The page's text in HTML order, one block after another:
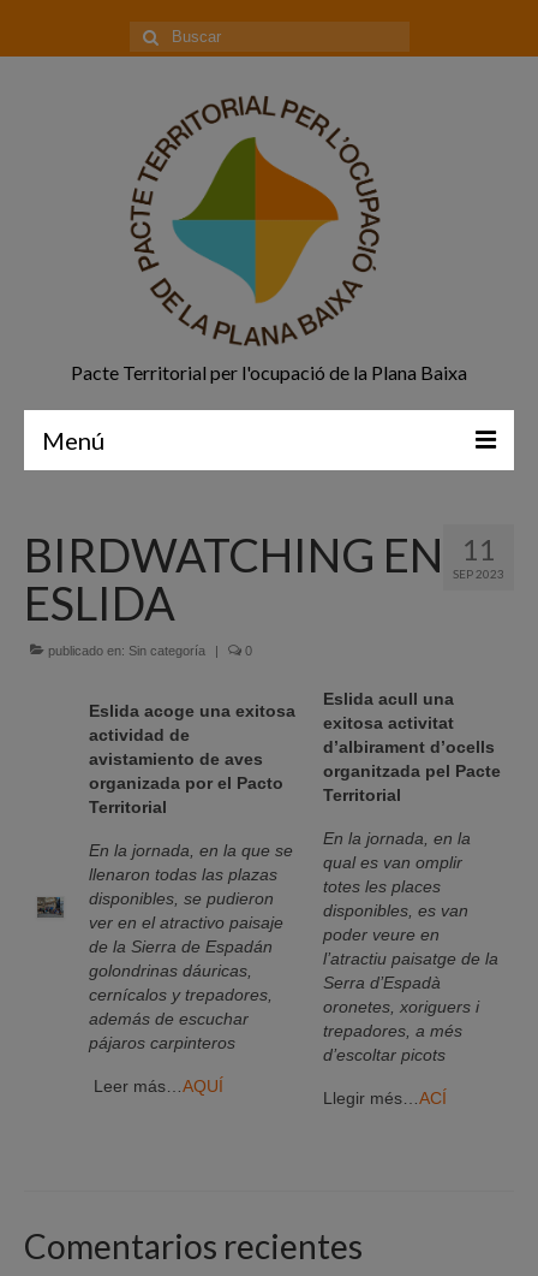
Buscar
por:
Pacte Territorial per l'ocupació de la Plana Baixa
Menú
Quiénes Somos
Programación
Proyectos finalizados
Comunicación
Sede Electrónica
Portal de empleo
Empleo Público
Buzón denuncias
Gastrofest
Información empresas incendio
11
SEP 2023
BIRDWATCHING EN
ESLIDA
publicado en: Sin categoría | 0
Eslida acoge una exitosa
actividad de
avistamiento de aves
organizada por el Pacto
Territorial
En la jornada, en la que se
llenaron todas las plazas
disponibles, se pudieron
ver en el atractivo paisaje
de la Sierra de Espadán
golondrinas dáuricas,
cernícalos y trepadores,
además de escuchar
pájaros carpinteros
Leer más… AQUÍ
Eslida acull una
exitosa activitat
d’albirament d’ocells
organitzada pel Pacte
Territorial
En la jornada, en la
qual es van omplir
totes les places
disponibles, es van
poder veure en
l’atractiu paisatge de la
Serra d’Espadà
oronetes, xoriguers i
trepadores, a més
d’escoltar picots
Llegir més… ACÍ
Comentarios recientes